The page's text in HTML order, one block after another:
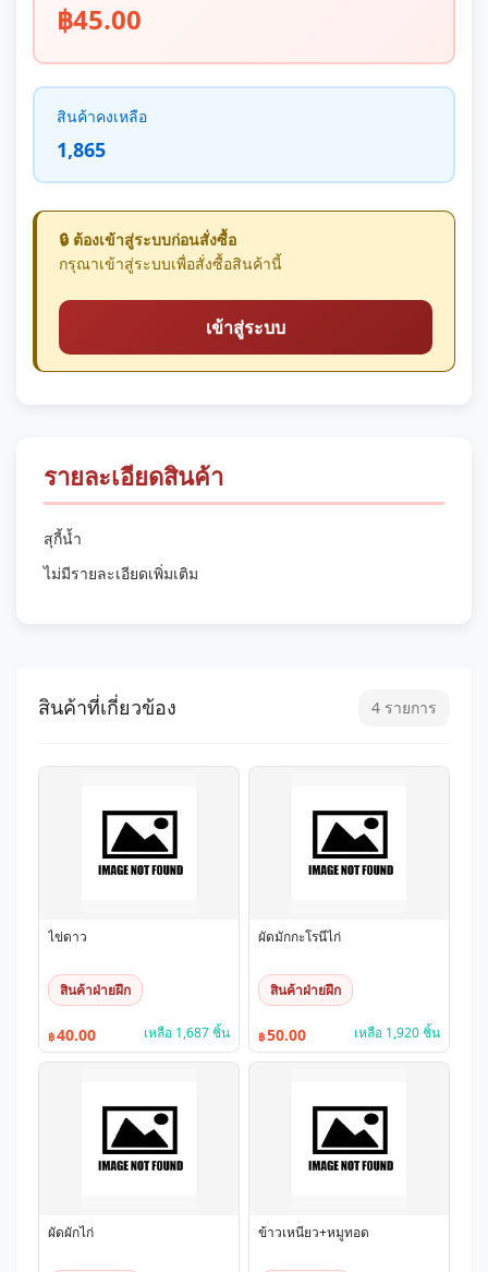
฿45.00
สินค้าคงเหลือ
1,865
🔒 ต้องเข้าสู่ระบบก่อนสั่งซื้อ
กรุณาเข้าสู่ระบบเพื่อสั่งซื้อสินค้านี้
เข้าสู่ระบบ
รายละเอียดสินค้า
สุกี้น้ำ
ไม่มีรายละเอียดเพิ่มเติม
สินค้าที่เกี่ยวข้อง 4 รายการ
ไข่ดาว
สินค้าฝ่ายฝึก
฿40.00 เหลือ 1,687 ชิ้น
ผัดมักกะโรนีไก่
สินค้าฝ่ายฝึก
฿50.00 เหลือ 1,920 ชิ้น
ผัดผักไก่ ข้าวเหนียว+หมูทอด